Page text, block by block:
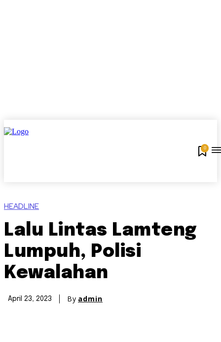
0
HEADLINE
Lalu Lintas Lamteng
Lumpuh, Polisi
Kewalahan
April 23, 2023 By admin